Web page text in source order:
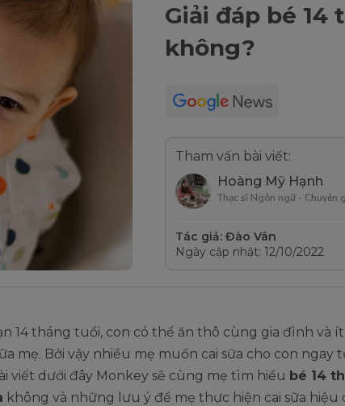
Giải đáp bé 14
không?
Tham vấn bài viết:
Hoàng Mỹ Hạnh
Thạc sĩ Ngôn ngữ - Chuyên
Tác giả: Đào Vân
Ngày cập nhật: 12/10/2022
14 tháng tuổi, con có thể ăn thô cùng gia đình và
mẹ. Bởi vậy nhiều mẹ muốn cai sữa cho con ngay
viết dưới đây Monkey sẽ cùng mẹ tìm hiểu bé 14
không và những lưu ý để mẹ thực hiện cai sữa hiệu